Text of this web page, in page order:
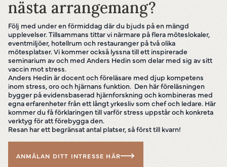
nästa arrangemang?
Följ med under en förmiddag där du bjuds på en mängd
upplevelser. Tillsammans tittar vi närmare på flera möteslokaler,
eventmiljöer, hotellrum och restauranger på två olika
mötesplatser. Vi kommer också lyssna till ett inspirerade
seminarium av och med Anders Hedin som delar med sig av sitt
vaccin mot stress.
Anders Hedin är docent och föreläsare med djup kompetens
inom stress, oro och hjärnans funktion. Den här föreläsningen
bygger på evidensbaserad hjärnforskning och kombineras med
egna erfarenheter från ett långt yrkesliv som chef och ledare. Här
kommer du få förklaringen till varför stress uppstår och konkreta
verktyg för att förebygga den.
Resan har ett begränsat antal platser, så först till kvarn!
ANMÄLAN DITT INTRESSE HÄR